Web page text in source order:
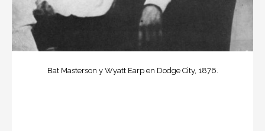
Bat Masterson y Wyatt Earp en Dodge City, 1876.